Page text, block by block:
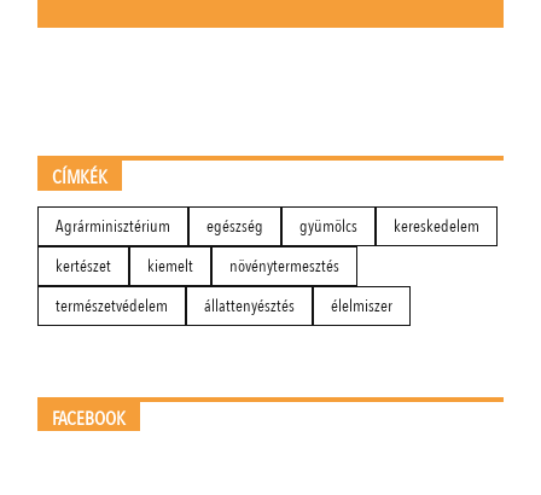
CÍMKÉK
Agrárminisztérium egészség gyümölcs
kereskedelem
kertészet
kiemelt
növénytermesztés
természetvédelem
állattenyésztés élelmiszer
FACEBOOK